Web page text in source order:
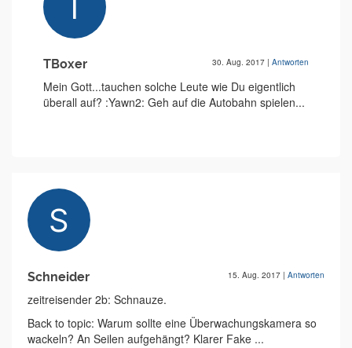
TBoxer 30. Aug. 2017 | Antworten
Mein Gott...tauchen solche Leute wie Du eigentlich
überall auf? :Yawn2: Geh auf die Autobahn spielen...
Schneider 15. Aug. 2017 | Antworten
zeitreisender 2b: Schnauze.
Back to topic: Warum sollte eine Überwachungskamera so
wackeln? An Seilen aufgehängt? Klarer Fake ...